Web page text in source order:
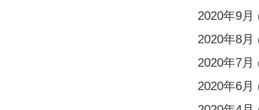
2020年9月
2020年8月
2020年7月
2020年6月